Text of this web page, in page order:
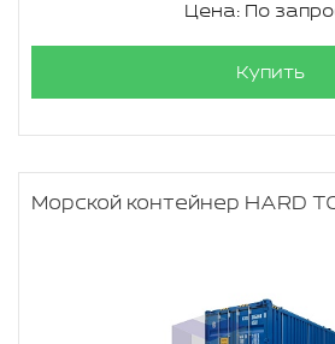
Цена: По
Купить
Морской контейнер HARD